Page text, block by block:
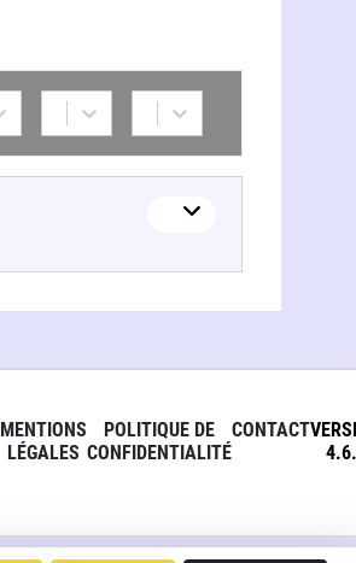
MENTIONS
LÉGALES
POLITIQUE DE
CONFIDENTIALITÉ
CONTACT